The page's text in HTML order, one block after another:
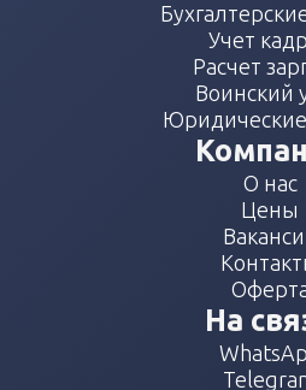
Учет
Расчет
Воинский
Юридические
О нас
Цены
На